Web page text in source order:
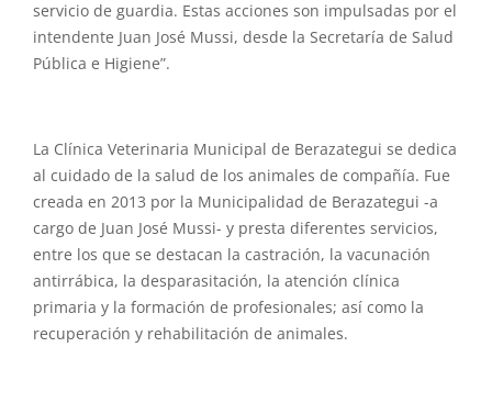
servicio de guardia. Estas acciones son impulsadas por el
intendente Juan José Mussi, desde la Secretaría de Salud
Pública e Higiene”.
La Clínica Veterinaria Municipal de Berazategui se dedica
al cuidado de la salud de los animales de compañía. Fue
creada en 2013 por la Municipalidad de Berazategui -a
cargo de Juan José Mussi- y presta diferentes servicios,
entre los que se destacan la castración, la vacunación
antirrábica, la desparasitación, la atención clínica
primaria y la formación de profesionales; así como la
recuperación y rehabilitación de animales.